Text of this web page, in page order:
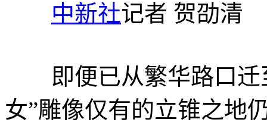
中新社记者 贺劭清
即便已从繁华路口迁
女”雕像仅有的立锥之地